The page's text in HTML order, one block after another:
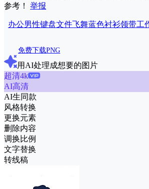
参考！ 举报
办公男性键盘文件飞舞蓝色衬衫领带工
免费下载PNG
用AI处理成想要的图片
超清4k
AI高清
AI生同款
风格转换
更换元素
删除内容
调换比例
文字替换
转线稿